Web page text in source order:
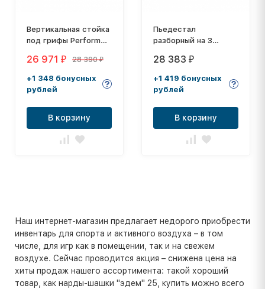
Вертикальная стойка
под грифы Perform
Rack
26 971 ₽ 28 390₽
+1 348 бонусных
рублей
В корзину
Пьедестал
разборный на 3
металлическом
каркасе
28 383 ₽
+1 419 бонусных
рублей
В корзину
Наш интернет-магазин предлагает недорого приобрести
инвентарь для спорта и активного воздуха – в том
числе, для игр как в помещении, так и на свежем
воздухе. Сейчас проводится акция – снижена цена на
хиты продаж нашего ассортимента: такой хороший
товар, как нарды-шашки "эдем" 25, купить можно всего